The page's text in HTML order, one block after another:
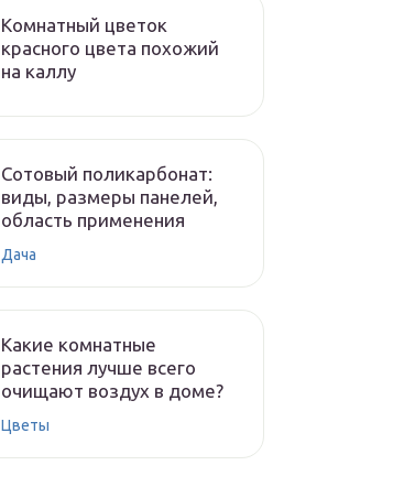
Комнатный цветок
красного цвета похожий
на каллу
Сотовый поликарбонат:
виды, размеры панелей,
область применения
Дача
Какие комнатные
растения лучше всего
очищают воздух в доме?
Цветы